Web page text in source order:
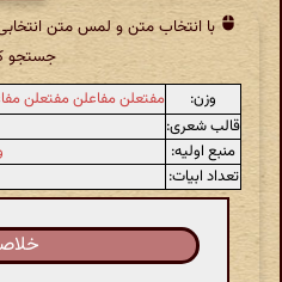
با انتخاب متن و لمس متن انتخابی
جستجو
وزن:
مفتعلن مفاعلن مفتعلن
قالب شعری:
منبع اولیه:
تعداد ابیات: